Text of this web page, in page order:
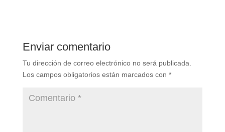
Enviar comentario
Tu dirección de correo electrónico no será publicada.
Los campos obligatorios están marcados con *